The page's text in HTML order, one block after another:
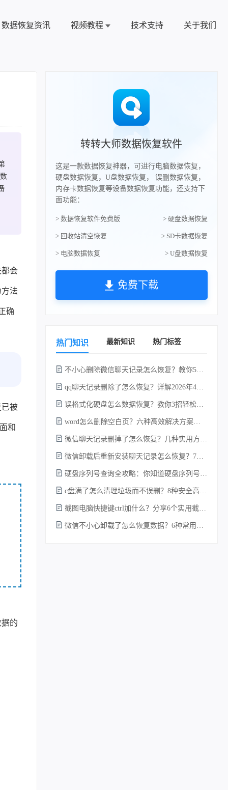
数据恢复资讯 视频教程 技术支持 关于我们
会
法
确
被
和
的
转转大师数据恢复软件
这是一款数据恢复神器，可进行电脑数据恢复，
硬盘数据恢复，U盘数据恢复， 误删数据恢复，
内存卡数据恢复等设备数据恢复功能，还支持下
面功能：
> 数据恢复软件免费版 > 硬盘数据恢复
> 回收站清空恢复 > SD卡数据恢复
> 电脑数据恢复 > U盘数据恢复
免费下载
热门知识 最新知识 热门标签
不小心删除微信聊天记录怎么恢复？教你5种简单找回的方法！
qq聊天记录删除了怎么恢复？详解2026年4种常用有效的方法（支持.db数据库提取）
误格式化硬盘怎么数据恢复？教你3招轻松恢复！
word怎么删除空白页？六种高效解决方案（2026年最新实操指南）！
微信聊天记录删掉了怎么恢复？几种实用方法详解！
微信卸载后重新安装聊天记录怎么恢复？7种实测有效的恢复方案详解！
硬盘序列号查询全攻略：你知道硬盘序列号怎么查吗？
c盘满了怎么清理垃圾而不误删？8种安全高效的方法详解+误删恢复指南！
截图电脑快捷键ctrl加什么？分享6个实用截图方法！
微信不小心卸载了怎么恢复数据？6种常用方法详解！